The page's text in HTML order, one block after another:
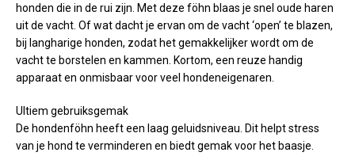
honden die in de rui zijn. Met deze föhn blaas je snel oude haren
uit de vacht. Of wat dacht je ervan om de vacht ‘open’ te blazen,
bij langharige honden, zodat het gemakkelijker wordt om de
vacht te borstelen en kammen. Kortom, een reuze handig
apparaat en onmisbaar voor veel hondeneigenaren.
Ultiem gebruiksgemak
De hondenföhn heeft een laag geluidsniveau. Dit helpt stress
van je hond te verminderen en biedt gemak voor het baasje.